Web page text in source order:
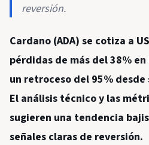
reversión.
Cardano (ADA) se cotiza a
pérdidas de más del 38%
un retroceso del 95%
El análisis técnico y las
sugieren una tendencia
señales claras de reversión.